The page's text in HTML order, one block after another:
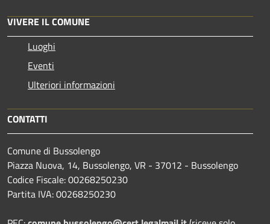
VIVERE IL COMUNE
Luoghi
Eventi
Ulteriori informazioni
CONTATTI
Comune di Bussolengo
Piazza Nuova, 14, Bussolengo, VR - 37012 - Bussolengo
Codice Fiscale: 00268250230
Partita IVA: 00268250230